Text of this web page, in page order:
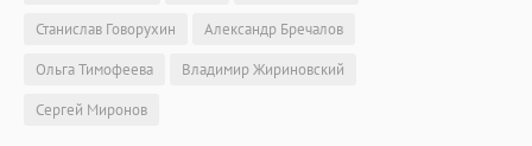
Станислав Говорухин
Александр Бречалов
Ольга Тимофеева
Владимир Жириновский
Сергей Миронов